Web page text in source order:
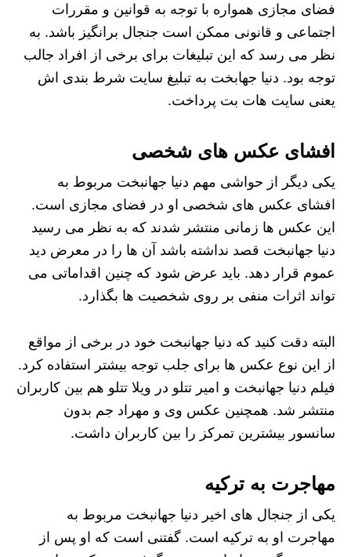
فضای مجازی همواره با توجه به قوانین و مقررات
اجتماعی و قانونی ممکن است جنجال برانگیز باشد. به
نظر می رسد که این تبلیغات برای برخی از افراد جالب
توجه بود. دنیا جهابخت به تبلیغ سایت شرط بندی اش
یعنی سایت هات بت پرداخت.
افشای عکس های شخصی
یکی دیگر از حواشی مهم دنیا جهانبخت مربوط به
افشای عکس های شخصی او در فضای مجازی است.
این عکس ها زمانی منتشر شدند که به نظر می رسید
دنیا جهانبخت قصد نداشته باشد آن ها را در معرض دید
عموم قرار دهد. باید عرض شود که چنین اقداماتی می
تواند اثرات منفی بر روی شخصیت ها بگذارد.
البته دقت کنید که دنیا جهانبخت خود در برخی از مواقع
از این نوع عکس ها برای جلب توجه بیشتر استفاده کرد.
فیلم دنیا جهانبخت و امیر تتلو در ویلا تتلو هم بین کاربران
منتشر شد. همچنین عکس وی و مهراد جم بدون
سانسور بیشترین تمرکز را بین کاربران داشت.
مهاجرت به ترکیه
یکی از جنجال های اخیر دنیا جهانبخت مربوط به
مهاجرت او به ترکیه است. گفتنی است که او پس از